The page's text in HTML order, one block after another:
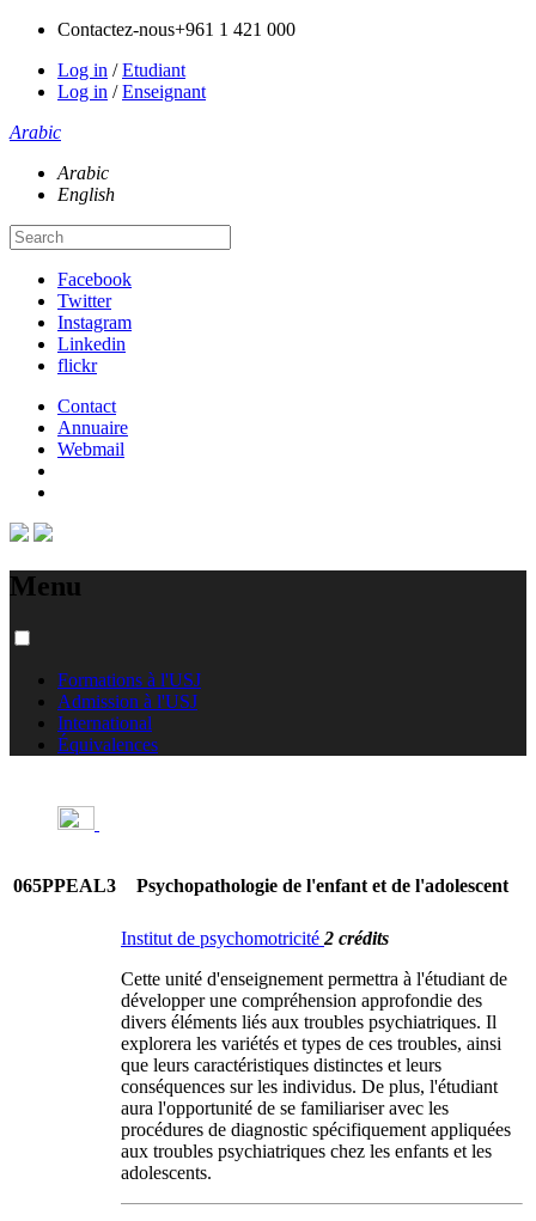
Contactez-nous+961 1 421 000
Log in /Etudiant
Log in /Enseignant
Arabic
Arabic
English
Facebook
Twitter
Instagram
Linkedin
flickr
Contact
Annuaire
Webmail
Menu
Formations à l'USJ
Admission à l'USJ
International
Équivalences
065PPEAL3 Psychopathologie de l'enfant et de l'adolescent
Institut de psychomotricité 2 crédits
Cette unité d'enseignement permettra à l'étudiant de
développer une compréhension approfondie des
divers éléments liés aux troubles psychiatriques. Il
explorera les variétés et types de ces troubles, ainsi
que leurs caractéristiques distinctes et leurs
conséquences sur les individus. De plus, l'étudiant
aura l'opportunité de se familiariser avec les
procédures de diagnostic spécifiquement appliquées
aux troubles psychiatriques chez les enfants et les
adolescents.